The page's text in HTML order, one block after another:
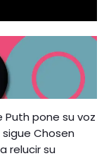
Puth pone su voz
Chosen
relucir su